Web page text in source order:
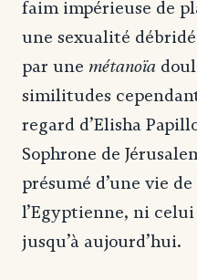
faim impérieuse de
une sexualité
par une métanoïa
similitudes
regard d’Elisha
Sophrone de
présumé d’une vie
l’Egyptienne, ni celui
jusqu’à aujourd’hui.